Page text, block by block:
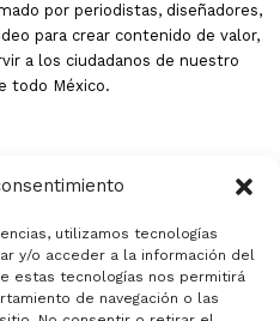
utilizamos tecnologías
y/o acceder a la información del
estas tecnologías nos permitirá
de navegación o las
por periodistas, diseñadores,
para crear contenido de valor,
a los ciudadanos de nuestro
todo México.